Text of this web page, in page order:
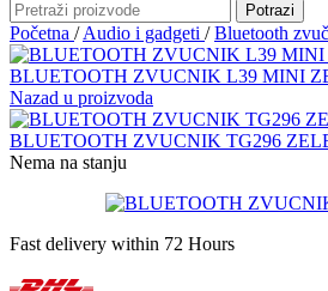
Potrazi
Početna / Audio i gadgeti / Bluetooth
BLUETOOTH ZVUCNIK L39 MINI
Nazad u proizvoda
BLUETOOTH ZVUCNIK TG296
Nema na stanju
Fast delivery within 72 Hours